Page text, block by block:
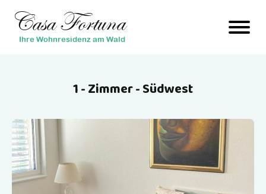
Casa Fortuna
Ihre Wohnresidenz am Wald
1 - Zimmer - Südwest